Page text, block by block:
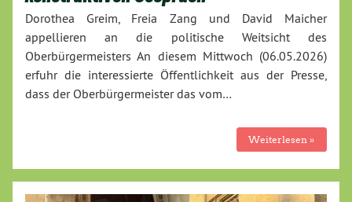
Dorothea Greim, Freia Zang und David Maicher
appellieren an die politische Weitsicht des
Oberbürgermeisters An diesem Mittwoch (06.05.2026)
erfuhr die interessierte Öffentlichkeit aus der Presse,
dass der Oberbürgermeister das vom…
Weiterlesen »